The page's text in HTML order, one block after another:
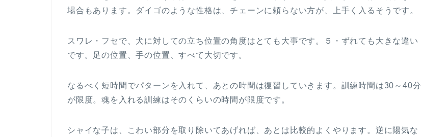
場合もあります。ダイゴのような性格は、チェーンに頼らない方が、上手く入るそうです。
スワレ・フセで、犬に対しての立ち位置の角度はとても大事です。５・ずれても大きな違い
です。足の位置、手の位置、すべて大切です。
なるべく短時間でパターンを入れて、あとの時間は復習していきます。訓練時間は30～40分
が限度。魂を入れる訓練はそのくらいの時間が限度です。
シャイな子は、こわい部分を取り除いてあげれば、あとは比較的よくやります。逆に陽気な